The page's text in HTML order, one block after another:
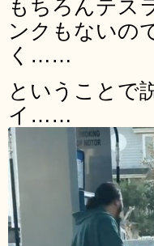
もちろんテス
ンクもないの
く……
ということで
イ……